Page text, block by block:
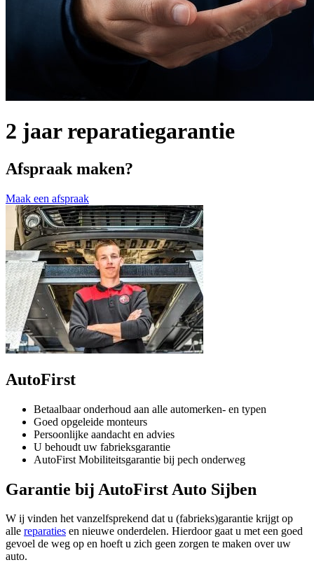
2 jaar reparatiegarantie
Afspraak maken?
Maak een afspraak
AutoFirst
Betaalbaar onderhoud aan alle automerken- en typen
Goed opgeleide monteurs
Persoonlijke aandacht en advies
U behoudt uw fabrieksgarantie
AutoFirst Mobiliteitsgarantie bij pech onderweg
Garantie bij AutoFirst Auto Sijben
W ij vinden het vanzelfsprekend dat u (fabrieks)garantie krijgt op
alle reparaties en nieuwe onderdelen. Hierdoor gaat u met een goed
gevoel de weg op en hoeft u zich geen zorgen te maken over uw
auto.